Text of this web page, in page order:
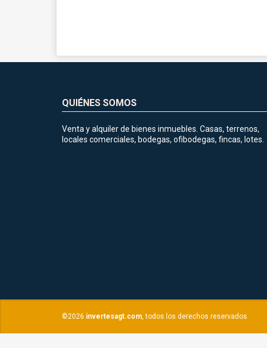
QUIÉNES SOMOS
Venta y alquiler de bienes inmuebles. Casas, terrenos,
locales comerciales, bodegas, ofibodegas, fincas, lotes.
©2026 invertesagt.com, todos los derechos reservados.